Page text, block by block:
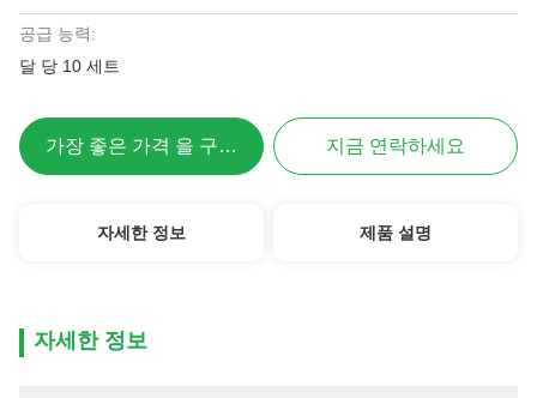
공급 능력:
달 당 10 세트
가장 좋은 가격 을 구하라 지금 연락하세요
자세한 정보 제품 설명
자세한 정보